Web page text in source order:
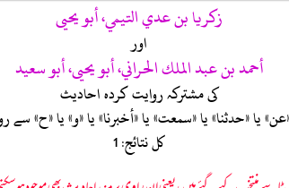
زكريا بن عدي التيمي، أبو يحيى
اور
أحمد بن عبد الملك الحراني، أبو يحيى، أبو سعيد
کی مشترکہ روایت کردہ احادیث
«حدثنا» یا «سمعت» یا «أخبرنا» یا «و» یا «ح»
کل نتائج: 1